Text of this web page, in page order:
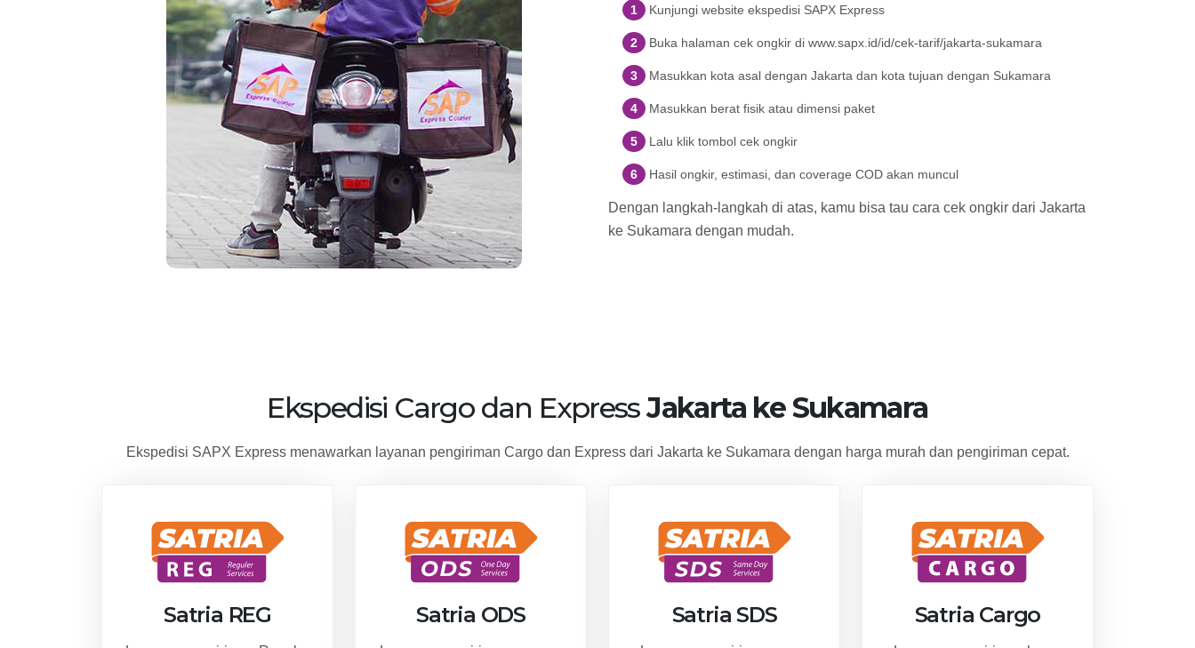
Kunjungi website ekspedisi SAPX Express
Buka halaman cek ongkir di www.sapx.id/id/cek-tarif/jakarta-sukamara
Masukkan kota asal dengan Jakarta dan kota tujuan dengan Sukamara
Masukkan berat fisik atau dimensi paket
Lalu klik tombol cek ongkir
Hasil ongkir, estimasi, dan coverage COD akan muncul
Dengan langkah-langkah di atas, kamu bisa tau cara cek ongkir dari Jakarta
ke Sukamara dengan mudah.
Ekspedisi Cargo dan ExpressJakarta ke Sukamara
Ekspedisi SAPX Express menawarkan layanan pengiriman Cargo dan Express dari Jakarta ke Sukamara dengan harga murah dan pengiriman cepat.
Satria REG Satria ODS Satria SDS Satria Cargo